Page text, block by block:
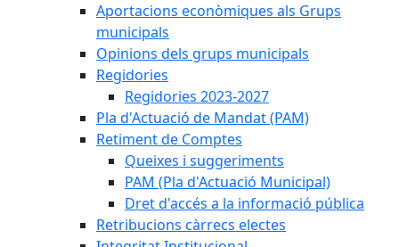
Aportacions econòmiques als Grups
municipals
Opinions dels grups municipals
Regidories
Regidories 2023-2027
Pla d'Actuació de Mandat (PAM)
Retiment de Comptes
Queixes i suggeriments
PAM (Pla d'Actuació Municipal)
Dret d'accés a la informació pública
Retribucions càrrecs electes